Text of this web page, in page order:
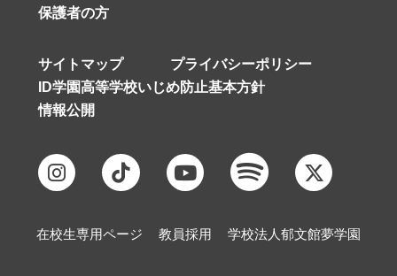
保護者の方
サイトマップ
プライバシーポリシー
ID学園高等学校いじめ防止基本方針
情報公開
在校生専用ページ 教員採用 学校法人郁文館夢学園